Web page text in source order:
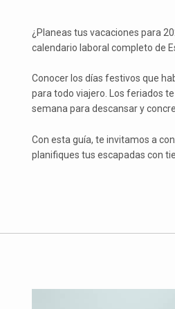
¿Planeas tus vacaciones para
calendario laboral completo de
Conocer los días festivos que
para todo viajero. Los feriados
semana para descansar y
Con esta guía, te invitamos a
planifiques tus escapadas con